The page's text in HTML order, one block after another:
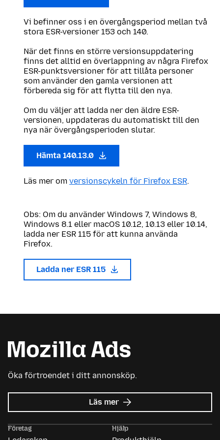
Vi befinner oss i en övergångsperiod mellan två
stora ESR-versioner 153 och 140.
När det finns en större versionsuppdatering
finns det alltid en överlappning av några Firefox
ESR-punktsversioner för att tillåta personer
som använder den gamla versionen att
förbereda sig för att flytta till den nya.
Om du väljer att ladda ner den äldre ESR-
versionen, uppdateras du automatiskt till den
nya när övergångsperioden slutar.
Hämta 140.13.0
Läs mer om versionscykeln för Firefox ESR.
Obs: Om du använder Windows 7, Windows 8,
Windows 8.1 eller macOS 10.12, 10.13 eller 10.14,
ladda ner ESR 115 för att kunna använda
Firefox.
Ladda ner ESR 115
Öka förtroendet i ditt annonsköp.
Läs mer om
Mozilla
Företag Hjälp